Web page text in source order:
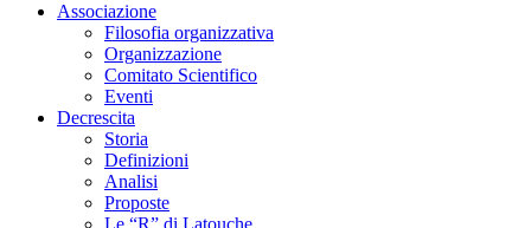
Associazione
Filosofia organizzativa
Organizzazione
Comitato Scientifico
Eventi
Decrescita
Storia
Definizioni
Analisi
Proposte
Le “R” di Latouche